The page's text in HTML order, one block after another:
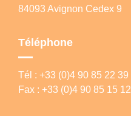
84093 Avignon Cedex 9
Téléphone
Tél : +33 (0)4 90 85 22 39
Fax : +33 (0)4 90 85 15 12